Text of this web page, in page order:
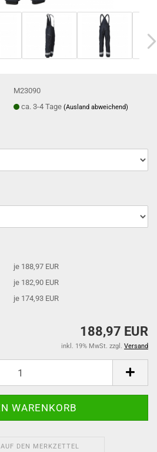
M23090
ca. 3-4 Tage(Ausland abweichend)
je 188,97 EUR
je 182,90 EUR
je 174,93 EUR
188,97 EUR
inkl. 19% MwSt. zzgl. Versand
AUF DEN MERKZETTEL